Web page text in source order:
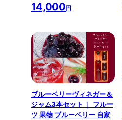
物 牛 にく 国産 国産牛 国産
ド 1kg
14,000円
ブルーベリーヴィネガー＆
ジャム3本セット ｜ フルー
ツ 果物 ブルーベリー 自家